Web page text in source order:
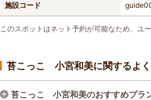
施設コード
このスポットはネット予約が可能なため、ユ
苔こっこ 小宮和美に関するよ
苔こっこ 小宮和美のおすすめプラ